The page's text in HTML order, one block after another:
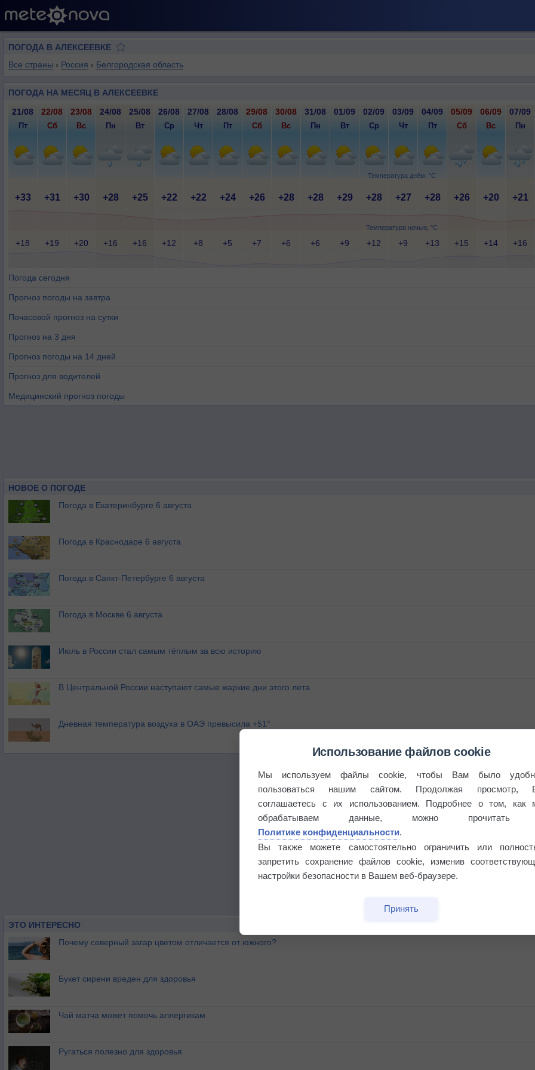
ПОГОДА В АЛЕКСЕЕВКЕ
Все страны › Россия › Белгородская область
ПОГОДА НА МЕСЯЦ В АЛЕКСЕЕВКЕ
Температура днём, °C
Температура ночью, °C
21/08 22/08 23/08 24/08 25/08 26/08 27/08 28/08 29/08 30/08 31/08 01/09 02/09 03/09 04/09 05/09 06/09 07/09
Пт Сб Вс Пн Вт Ср Чт Пт Сб Вс Пн Вт Ср Чт Пт Сб Вс Пн
+33 +31 +30 +28 +25 +22 +22 +24 +26 +28 +28 +29 +28 +27 +28 +26 +20 +21
+18 +19 +20 +16 +16 +12 +8 +5 +7 +6 +6 +9 +12 +9 +13 +15 +14 +16
Погода сегодня
Прогноз погоды на завтра
Почасовой прогноз на сутки
Прогноз на 3 дня
Прогноз погоды на 14 дней
Прогноз для водителей
Медицинский прогноз погоды
НОВОЕ О ПОГОДЕ
Погода в Екатеринбурге 6 августа
Погода в Краснодаре 6 августа
Погода в Санкт-Петербурге 6 августа
Погода в Москве 6 августа
Июль в России стал самым тёплым за всю историю
В Центральной России наступают самые жаркие дни этого лета
Дневная температура воздуха в ОАЭ превысила +51°
ЭТО ИНТЕРЕСНО
Почему северный загар цветом отличается от южного?
Букет сирени вреден для здоровья
Чай матча может помочь аллергикам
Ругаться полезно для здоровья
Использование файлов cookie
Мы используем файлы cookie, чтобы Вам было
пользоваться нашим сайтом. Продолжая просмотр,
соглашаетесь с их использованием. Подробнее о том, как
обрабатываем данные, можно прочитать
Политике конфиденциальности.
Вы также можете самостоятельно ограничить или
запретить сохранение файлов cookie, изменив
настройки безопасности в Вашем веб-браузере.
Принять